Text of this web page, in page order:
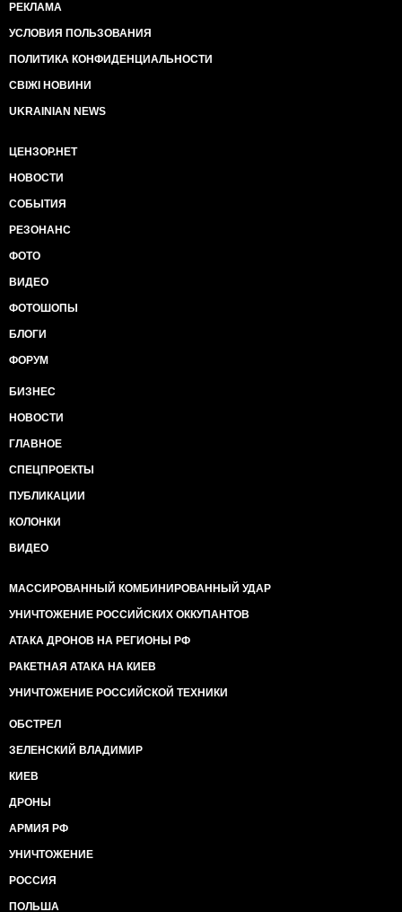
РЕКЛАМА
УСЛОВИЯ ПОЛЬЗОВАНИЯ
ПОЛИТИКА КОНФИДЕНЦИАЛЬНОСТИ
СВІЖІ НОВИНИ
UKRAINIAN NEWS
ЦЕНЗОР.НЕТ
НОВОСТИ
СОБЫТИЯ
РЕЗОНАНС
ФОТО
ВИДЕО
ФОТОШОПЫ
БЛОГИ
ФОРУМ
БИЗНЕС
НОВОСТИ
ГЛАВНОЕ
СПЕЦПРОЕКТЫ
ПУБЛИКАЦИИ
КОЛОНКИ
ВИДЕО
МАССИРОВАННЫЙ КОМБИНИРОВАННЫЙ УДАР
УНИЧТОЖЕНИЕ РОССИЙСКИХ ОККУПАНТОВ
АТАКА ДРОНОВ НА РЕГИОНЫ РФ
РАКЕТНАЯ АТАКА НА КИЕВ
УНИЧТОЖЕНИЕ РОССИЙСКОЙ ТЕХНИКИ
ОБСТРЕЛ
ЗЕЛЕНСКИЙ ВЛАДИМИР
КИЕВ
ДРОНЫ
АРМИЯ РФ
УНИЧТОЖЕНИЕ
РОССИЯ
ПОЛЬША